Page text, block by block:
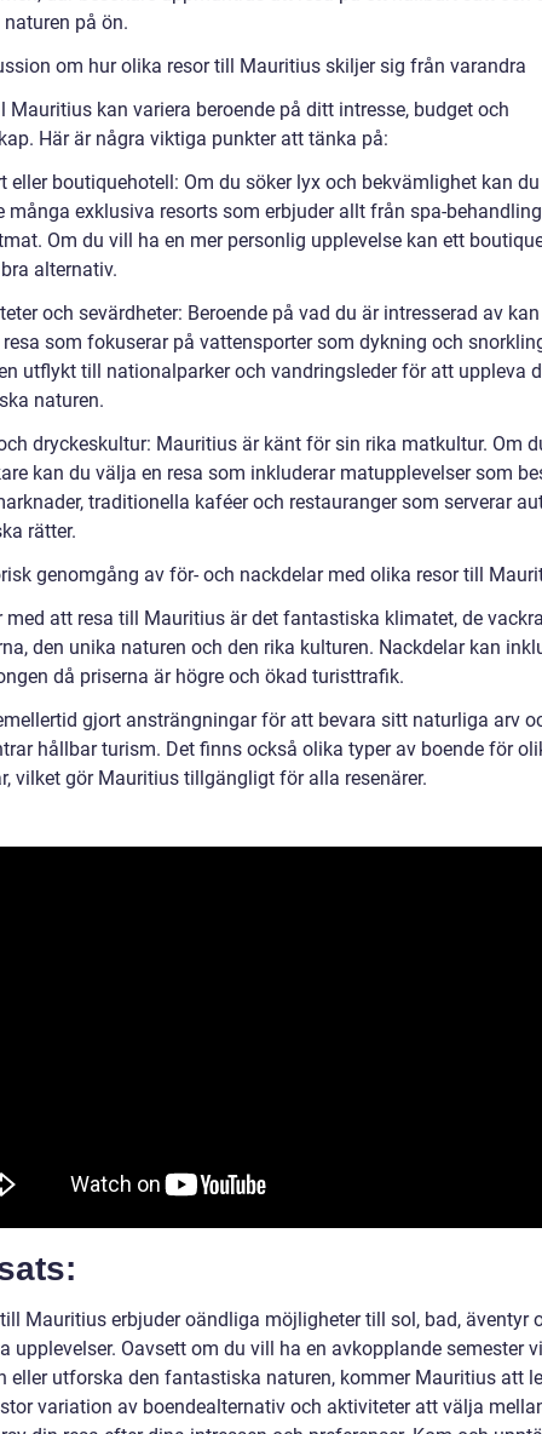
på ön.
om hur olika resor till Mauritius skiljer sig från varandra
Mauritius kan variera beroende på ditt intresse, budget och
Här är några viktiga punkter att tänka på:
eller boutiquehotell: Om du söker lyx och bekvämlighet kan
många exklusiva resorts som erbjuder allt från spa-
Om du vill ha en mer personlig upplevelse kan ett
alternativ.
och sevärdheter: Beroende på vad du är intresserad av
som fokuserar på vattensporter som dykning och
utflykt till nationalparker och vandringsleder för att uppleva
naturen.
dryckeskultur: Mauritius är känt för sin rika matkultur. Om
kan du välja en resa som inkluderar matupplevelser som
traditionella kaféer och restauranger som serverar
rätter.
genomgång av för- och nackdelar med olika resor till
med att resa till Mauritius är det fantastiska klimatet, de
den unika naturen och den rika kulturen. Nackdelar kan
då priserna är högre och ökad turisttrafik.
gjort ansträngningar för att bevara sitt naturliga arv
hållbar turism. Det finns också olika typer av boende för
vilket gör Mauritius tillgängligt för alla resenärer.
Mauritius erbjuder oändliga möjligheter till sol, bad, äventyr
upplevelser. Oavsett om du vill ha en avkopplande semester
eller utforska den fantastiska naturen, kommer Mauritius att
variation av boendealternativ och aktiviteter att välja